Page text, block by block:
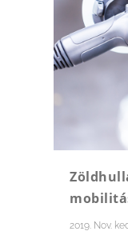
2019. Nov.